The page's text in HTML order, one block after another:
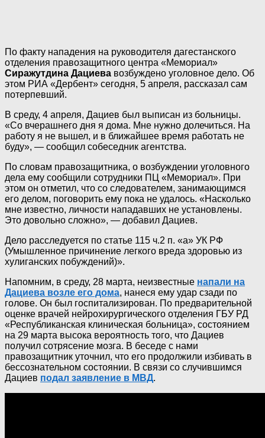
По факту нападения на руководителя дагестанского
отделения правозащитного центра «Мемориал»
Сиражутдина Дациева возбуждено уголовное дело. Об
этом РИА «Дербент» сегодня, 5 апреля, рассказал сам
потерпевший.
В среду, 4 апреля, Дациев был выписан из больницы.
«Со вчерашнего дня я дома. Мне нужно долечиться. На
работу я не вышел, и в ближайшее время работать не
буду», — сообщил собеседник агентства.
По словам правозащитника, о возбуждении уголовного
дела ему сообщили сотрудники ПЦ «Мемориал». При
этом он отметил, что со следователем, занимающимся
его делом, поговорить ему пока не удалось. «Насколько
мне известно, личности нападавших не установлены.
Это довольно сложно», — добавил Дациев.
Дело расследуется по статье 115 ч.2 п. «а» УК РФ
(Умышленное причинение легкого вреда здоровью из
хулиганских побуждений)».
Напомним, в среду, 28 марта, неизвестные напали на
Дациева возле его дома, нанеся ему удар сзади по
голове. Он был госпитализирован. По предварительной
оценке врачей нейрохирургического отделения ГБУ РД
«Республиканская клиническая больница», состоянием
на 29 марта высока вероятность того, что Дациев
получил сотрясение мозга. В беседе с нами
правозащитник уточнил, что его продолжили избивать в
бессознательном состоянии. В связи со случившимся
Дациев подал заявление в МВД.